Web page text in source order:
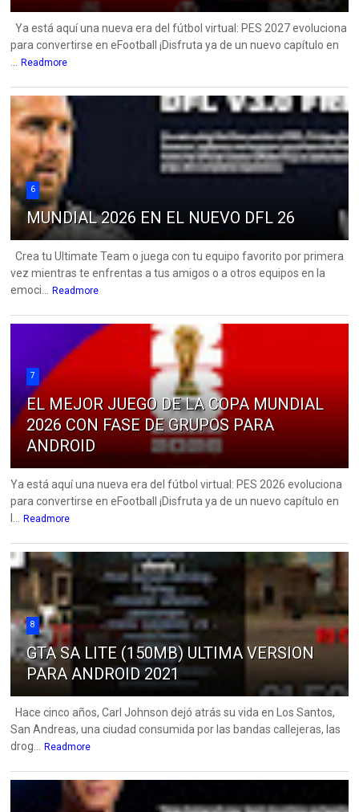
Ya está aquí una nueva era del fútbol virtual: PES 2027 evoluciona
para convertirse en eFootball ¡Disfruta ya de un nuevo capítulo en
Readmore
6
MUNDIAL 2026 EN EL NUEVO DFL 26
Crea tu Ultimate Team o juega con tu equipo favorito por primera
vez mientras te enfrentas a tus amigos o a otros equipos en la
emoci...
Readmore
7
EL MEJOR JUEGO DE LA COPA MUNDIAL
2026 CON FASE DE GRUPOS PARA
ANDROID
Ya está aquí una nueva era del fútbol virtual: PES 2026 evoluciona
para convertirse en eFootball ¡Disfruta ya de un nuevo capítulo en
Readmore
8
GTA SA LITE (150MB) ULTIMA VERSION
PARA ANDROID 2021
Hace cinco años, Carl Johnson dejó atrás su vida en Los Santos,
San Andreas, una ciudad consumida por las bandas callejeras, las
drog...
Readmore